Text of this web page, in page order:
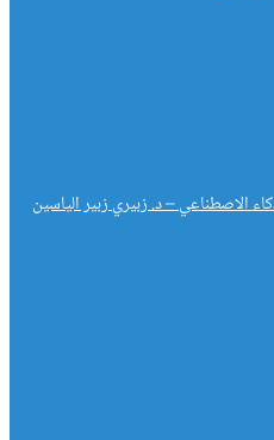
الاصطناعي – د. زبيري زبير الياسين